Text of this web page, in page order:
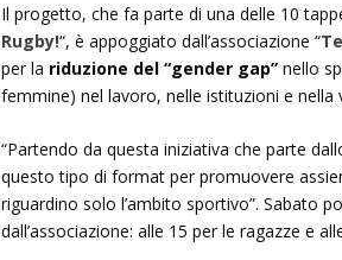
Il progetto, che fa parte di una delle 10
Rugby!“, è appoggiato dall’associazione “
per la riduzione del “gender gap”nello
femmine) nel lavoro, nelle istituzioni e nella
“Partendo da questa iniziativa che parte
questo tipo di format per promuovere
riguardino solo l’ambito sportivo”. Sabato
dall’associazione: alle 15 per le ragazze e